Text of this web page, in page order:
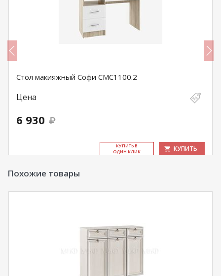
Стол макияжный Софи СМС1100.2
Цена
6 930
КУ­ПИТЬ В
ОДИН КЛИК
КУПИТЬ
Похожие товары